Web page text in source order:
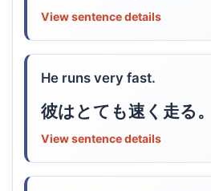
View sentence details
He runs very fast.
彼はとても速く走る。
View sentence details